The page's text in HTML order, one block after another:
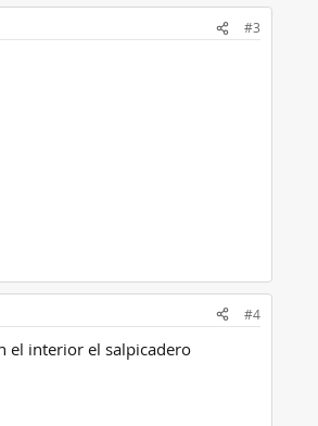
#3
#4
el interior el salpicadero